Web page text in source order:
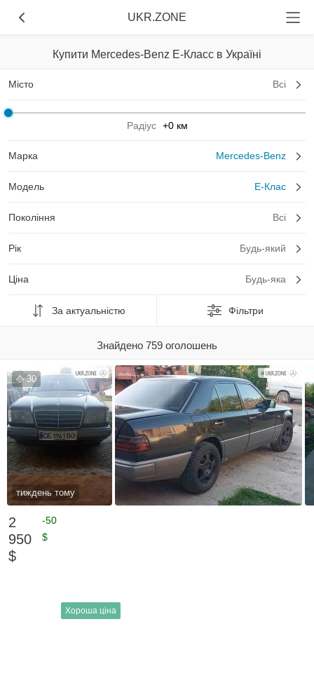
UKR.ZONE
Купити Mercedes-Benz E-Класс в Україні
Місто Всі
Радіус +0 км
Марка Mercedes-Benz
Модель E-Клас
Покоління Всі
Рік Будь-який
Ціна Будь-яка
За актуальністю Фільтри
Знайдено 759 оголошень
30
тиждень тому
2
950
$
-50
$
Хороша ціна